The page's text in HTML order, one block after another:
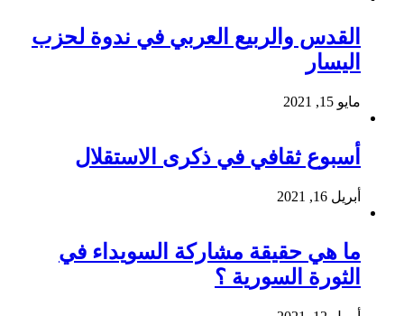
القدس والربيع العربي في ندوة لحزب
اليسار
مايو 15, 2021
أسبوع ثقافي في ذكرى الاستقلال
أبريل 16, 2021
ما هي حقيقة مشاركة السويداء في
الثورة السورية ؟